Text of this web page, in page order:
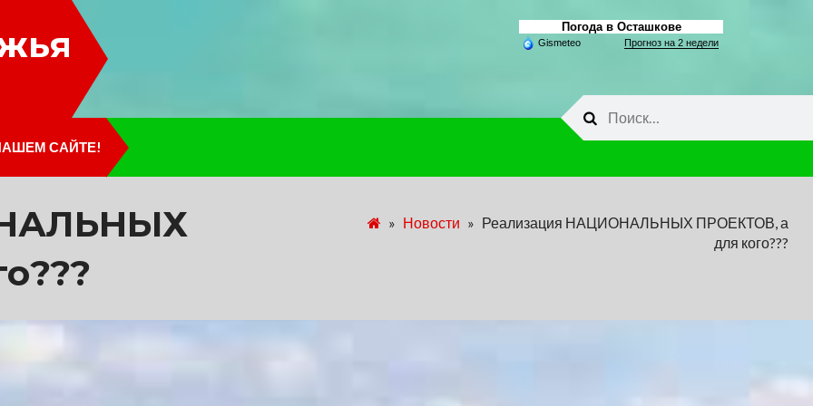
Погода в Осташкове
Gismeteo Прогноз на 2 недели
САЙТЕ!
» Новости » Реализация НАЦИОНАЛЬНЫХ ПРОЕКТОВ, а
для кого???